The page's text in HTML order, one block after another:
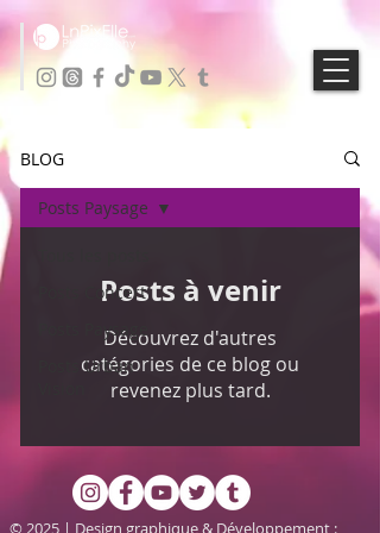
BLOG
Posts Concert
Posts Paysage
Posts Urban
Posts Paysage
Posts à venir
Découvrez d'autres
catégories de ce blog ou
revenez plus tard.
© 2025 | Design graphique & Développement :